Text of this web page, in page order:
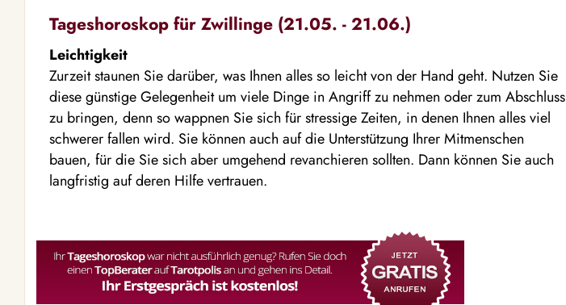
Tageshoroskop für Zwillinge (21.05. - 21.06.)
Leichtigkeit
Zurzeit staunen Sie darüber, was Ihnen alles so leicht von der Hand geht. Nutzen Sie
diese günstige Gelegenheit um viele Dinge in Angriff zu nehmen oder zum Abschluss
zu bringen, denn so wappnen Sie sich für stressige Zeiten, in denen Ihnen alles viel
schwerer fallen wird. Sie können auch auf die Unterstützung Ihrer Mitmenschen
bauen, für die Sie sich aber umgehend revanchieren sollten. Dann können Sie auch
langfristig auf deren Hilfe vertrauen.